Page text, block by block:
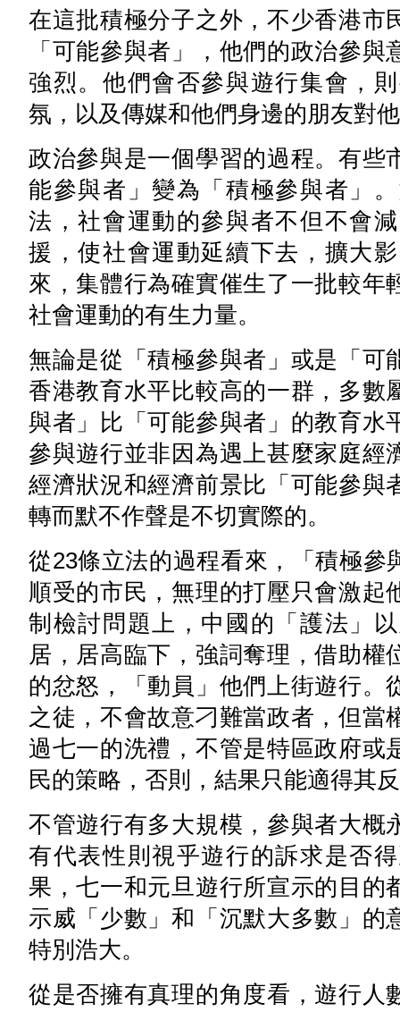
在這批積極分子之外，不少香港市
「可能參與者」，他們的政治參
強烈。他們會否參與遊行集會，
氛，以及傳媒和他們身邊的朋友對
政治參與是一個學習的過程。有些
能參與者」變為「積極參與者」
法，社會運動的參與者不但不會
援，使社會運動延續下去，擴大
來，集體行為確實催生了一批較年
社會運動的有生力量。
無論是從「積極參與者」或是「可
香港教育水平比較高的一群，多數
與者」比「可能參與者」的教育水
參與遊行並非因為遇上甚麼家庭經
經濟狀況和經濟前景比「可能參與
轉而默不作聲是不切實際的。
從23條立法的過程看來，「積極
順受的市民，無理的打壓只會激起
制檢討問題上，中國的「護法」
居，居高臨下，強詞奪理，借助
的忿怒，「動員」他們上街遊行。
之徒，不會故意刁難當政者，但當
過七一的洗禮，不管是特區政府或
民的策略，否則，結果只能適得其
不管遊行有多大規模，參與者大概
有代表性則視乎遊行的訴求是否
果，七一和元旦遊行所宣示的目的
示威「少數」和「沉默大多數」的
特別浩大。
從是否擁有真理的角度看，遊行人